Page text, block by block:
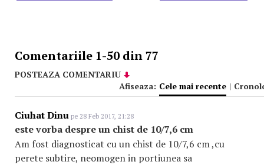
Comentariile 1-50 din 77
POSTEAZA COMENTARIU
Afiseaza: Cele mai recente |
Ciuhat Dinu pe 28 Feb 2017, 21:28
este vorba despre un chist de 10/7,6 cm
Am fost diagnosticat cu un chist de 10/7,6 cm ,cu
perete subtire, neomogen in portiunea sa